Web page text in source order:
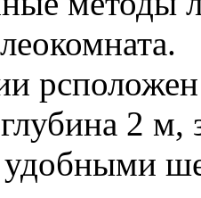
2 м,
удобными